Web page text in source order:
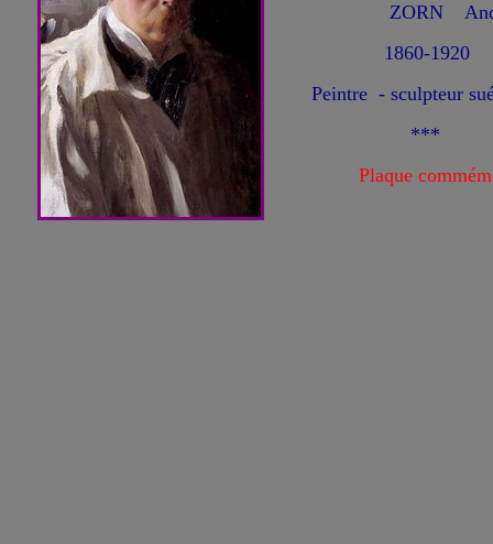
ZORN
1860-1920
Peintre - sculpteur
***
Plaque